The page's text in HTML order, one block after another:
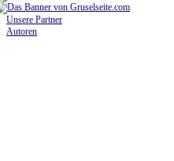
Unsere Partner
Autoren